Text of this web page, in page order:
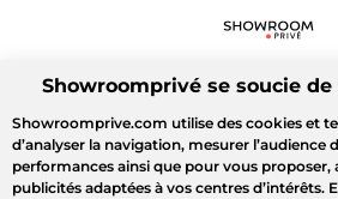
Showroomprivé se soucie
Showroomprive.com utilise des cookies et
d’analyser la navigation, mesurer l’audience
performances ainsi que pour vous proposer,
publicités adaptées à vos centres d’intérêts.